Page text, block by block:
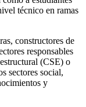
técnico en ramas
constructores de
responsables
(CSE) o
sectores social,
y